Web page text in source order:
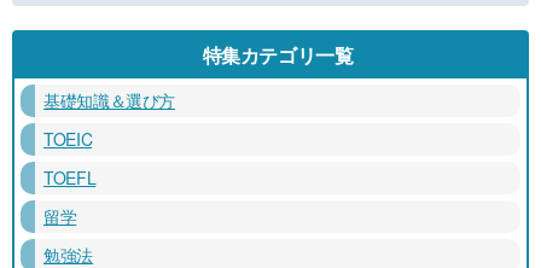
特集カテゴリ一覧
基礎知識＆選び方
TOEIC
TOEFL
留学
勉強法